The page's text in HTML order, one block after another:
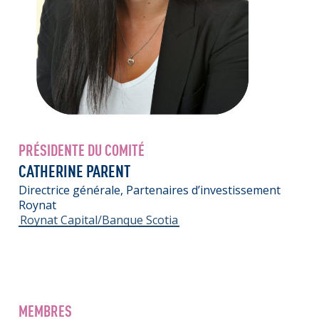
PRÉSIDENTE DU COMITÉ
CATHERINE PARENT
Directrice générale, Partenaires d’investissement
Roynat
Roynat Capital/Banque Scotia
MEMBRES